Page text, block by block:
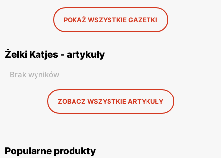
POKAŻ WSZYSTKIE GAZETKI
Żelki Katjes - artykuły
Brak wyników
ZOBACZ WSZYSTKIE ARTYKUŁY
Popularne produkty